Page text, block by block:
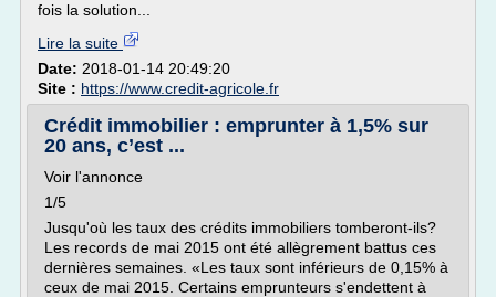
fois la solution...
Lire la suite
Date: 2018-01-14 20:49:20
Site : https://www.credit-agricole.fr
Crédit immobilier : emprunter à 1,5% sur
20 ans, c’est ...
Voir l'annonce
1/5
Jusqu'où les taux des crédits immobiliers tomberont-ils?
Les records de mai 2015 ont été allègrement battus ces
dernières semaines. «Les taux sont inférieurs de 0,15% à
ceux de mai 2015. Certains emprunteurs s'endettent à